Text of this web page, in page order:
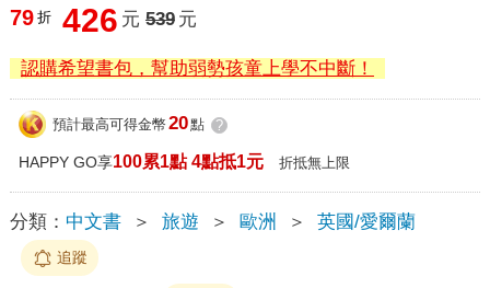
79 折 426 元 539 元
認購希望書包，幫助弱勢孩童上學不中斷！
預計最高可得金幣 20點 ?
HAPPY GO享100累1點 4點抵1元 折抵無上限
分類： 中文書 ＞ 旅遊 ＞ 歐洲 ＞ 英國/愛爾蘭
追蹤